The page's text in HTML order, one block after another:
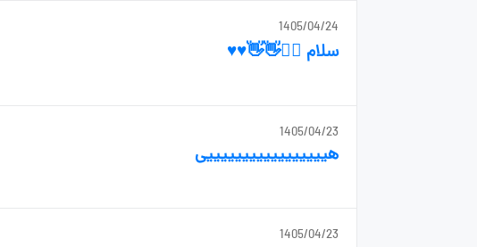
1405/04/24
سلام 🙋‍♀️👋👋♥️♥️
1405/04/23
هیییییییییییییییییی
1405/04/23